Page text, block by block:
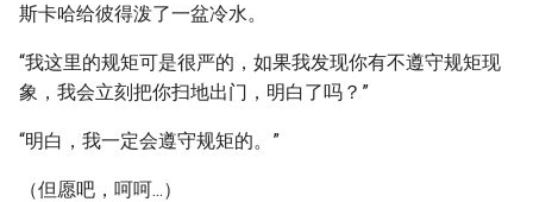
斯卡哈给彼得泼了一盆冷水。
“我这里的规矩可是很严的，如果我发现你有不遵守规矩现
象，我会立刻把你扫地出门，明白了吗？”
“明白，我一定会遵守规矩的。”
（但愿吧，呵呵...）